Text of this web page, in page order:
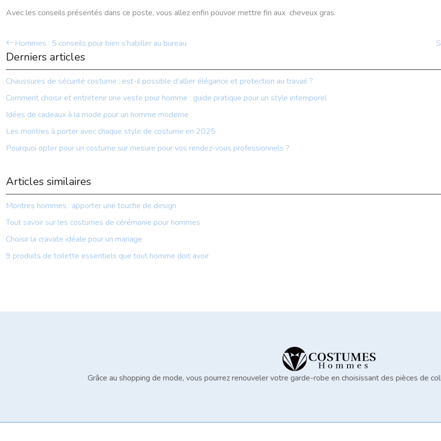
Avec les conseils présentés dans ce poste, vous allez enfin pouvoir mettre fin aux cheveux gras.
Hommes : 5 conseils pour bien s’habiller au bureau
Derniers articles
Chaussures de sécurité costume : est-il possible d’allier élégance et protection au travail ?
Comment choisir et entretenir une veste pour homme : guide pratique pour un style intemporel
Idées de cadeaux à la mode pour un homme moderne
Les montres à porter avec chaque style de costume en 2025
Pourquoi opter pour un costume sur mesure pour vos rendez-vous professionnels ?
Articles similaires
Montres hommes : apporter une touche de design
Tout savoir sur les costumes de cérémonie pour hommes
Choisir la cravate idéale pour un mariage
9 produits de toilette essentiels que tout homme doit avoir
Grâce au shopping de mode, vous pourrez renouveler votre garde-robe en choisissant des pièces de